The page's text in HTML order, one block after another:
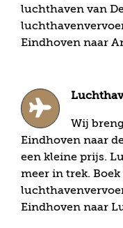
luchthaven van
Eindhoven naar
Wij
Eindhoven naar
een kleine prijs.
meer in trek.
Eindhoven naar